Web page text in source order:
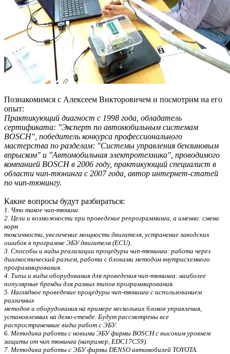
Познакомимся с Алексеем Викторовичем и посмотрим на его
опыт:
Практикующий диагност с 1998 года, обладатель
сертификата: "Эксперт по автомобильным системам
BOSCH", победитель конкурса профессионального
мастерства по разделам: "Системы управления бензиновым
впрыском" и "Автомобильная электротехника", проводимого
компанией BOSCH в 2006 году, практикующий специалист в
области чип-тюнинга с 2007 года, автор интернет-статей
по чип-тюнингу.
Какие вопросы будут разбираться:
1. Что такое чип-тюнинг.
2. Цели и возможности при проведение репрограмминга, а именно: смена
норм
токсичности, увеличение мощности двигателя, устранение заводских
ошибок в программе ЭБУ двигателя (ECU).
3. Способы и виды реализации процедуры чип-тюнинга: работа через
диагностический разъем, работа с блоками методом внутрисхемного
программирования.
4. Типы и виды оборудования для проведения чип-тюнинга: наиболее
популярные бренды для разных типов программирования.
5. Наглядное проведение процедуры чип-тюнинга с использованием
различных
методов и оборудования на примере нескольких блоков управления,
установленных на демо-стенде. Будут рассмотрены все
распространенные виды работ с ЭБУ.
6. Методика работы с новыми ЭБУ фирмы BOSCH с высоким уровнем
защиты от чип тюнинга (например, EDC17C59).
7. Методика работы с ЭБУ фирмы DENSO автомобилей TOYOTA.